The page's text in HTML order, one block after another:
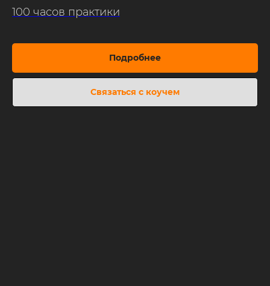
100 часов практики
Подробнее
Связаться с коучем